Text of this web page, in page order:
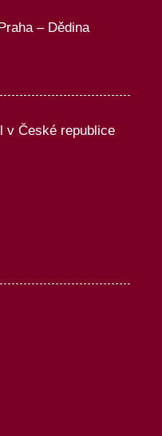
– Dědina
v České republice